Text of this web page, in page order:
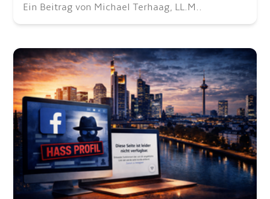
Ein Beitrag von Michael Terhaag, LL.M..